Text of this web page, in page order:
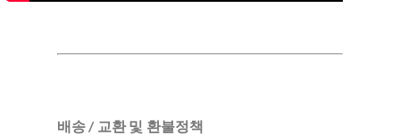
배송 / 교환 및 환불정책